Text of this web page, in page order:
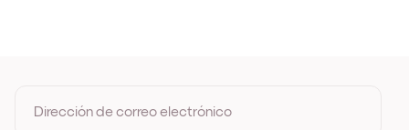
Dirección de correo electrónico